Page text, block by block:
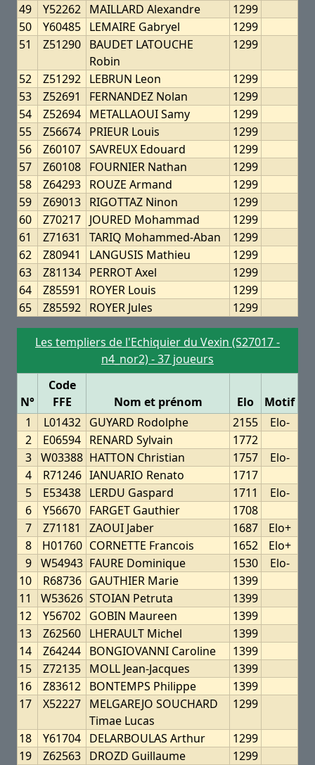
49
Y52262 MAILLARD Alexandre
1299
50
Y60485 LEMAIRE Gabryel
1299
51
Z51290 BAUDET LATOUCHE
Robin
1299
52 Z51292 LEBRUN Leon
1299
53
Z52691 FERNANDEZ Nolan
1299
54
Z52694 METALLAOUI Samy
1299
55
Z56674 PRIEUR Louis
1299
56
Z60107 SAVREUX Edouard
1299
57
Z60108 FOURNIER Nathan
1299
58
Z64293 ROUZE Armand
1299
59
Z69013 RIGOTTAZ Ninon
1299
60
Z70217 JOURED Mohammad
1299
61
Z71631 TARIQ Mohammed-Aban
1299
62
Z80941 LANGUSIS Mathieu
1299
63
Z81134 PERROT Axel
1299
64
Z85591 ROYER Louis
1299
65
Z85592 ROYER Jules 1299
Les templiers de l'Echiquier du Vexin (S27017 -
n4_nor2) - 37 joueurs
N°
Code
FFE
Nom et prénom Elo
Motif
1
L01432 GUYARD Rodolphe 2155
Elo-
2
E06594 RENARD Sylvain
1772
3 W03388 HATTON Christian 1757
Elo-
4
R71246 IANUARIO Renato
1717
5
E53438 LERDU Gaspard 1711
Elo-
6
Y56670 FARGET Gauthier
1708
7
Z71181 ZAOUI Jaber 1687
Elo+
8
H01760 CORNETTE Francois 1652
Elo+
9 W54943 FAURE Dominique 1530
Elo-
10
R68736 GAUTHIER Marie
1399
11
W53626 STOIAN Petruta
1399
12
Y56702 GOBIN Maureen
1399
13
Z62560 LHERAULT Michel
1399
14
Z64244 BONGIOVANNI Caroline
1399
15
Z72135 MOLL Jean-Jacques
1399
16
Z83612 BONTEMPS Philippe
1399
17
X52227 MELGAREJO SOUCHARD
Timae Lucas
1299
18 Y61704 DELARBOULAS Arthur
1299
19
Z62563 DROZD Guillaume
1299